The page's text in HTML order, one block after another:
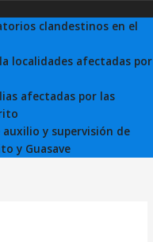
clandestinos en el
localidades afectadas por
afectadas por las
y supervisión de
y Guasave